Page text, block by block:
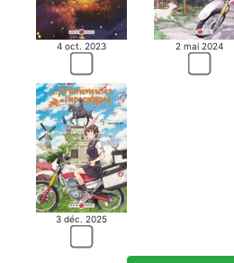
4 oct. 2023 2 mai 2024
3 déc. 2025